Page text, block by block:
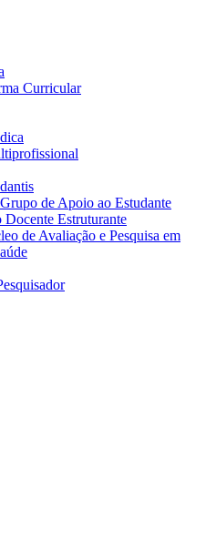
Curricular
de Apoio ao Estudante
Estruturante
de Avaliação e Pesquisa em